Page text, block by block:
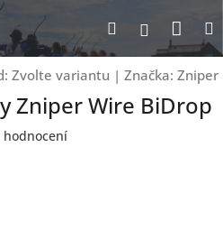
Hledat
Zvolte variantu | Značka: Zniper
Zniper Wire BiDrop
hodnocení